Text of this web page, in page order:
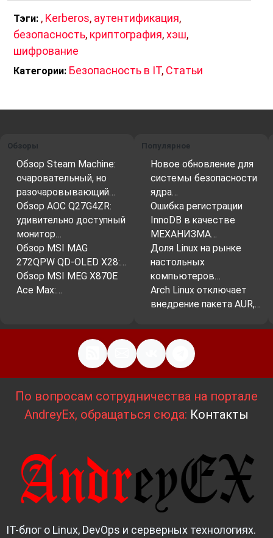
Тэги: , Kerberos, аутентификация,
безопасность, криптография,хэш,
шифрование
Категории: Безопасность в IT, Статьи
Обзоры
Обзор Steam Machine:
очаровательный, но
разочаровывающий…
Обзор AOC Q27G4ZR:
удивительно доступный
монитор…
Обзор MSI MAG
272QPW QD-OLED X28:…
Обзор MSI MEG X870E
Ace Max:…
Популярное
Новое обновление для
системы безопасности
ядра…
Ошибка регистрации
InnoDB в качестве
МЕХАНИЗМА…
Доля Linux на рынке
настольных
компьютеров…
Arch Linux отключает
внедрение пакета AUR,…
По вопросам сотрудничества на портале
AndreyEx, обращаться сюда: Контакты
IT-блог о Linux, DevOps и серверных технологиях.